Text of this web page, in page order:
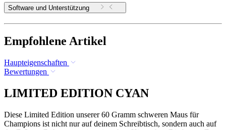
Software und Unterstützung
Empfohlene Artikel
Haupteigenschaften
Bewertungen
LIMITED EDITION CYAN
Diese Limited Edition unserer 60 Gramm schweren Maus für
Champions ist nicht nur auf deinem Schreibtisch, sondern auch auf